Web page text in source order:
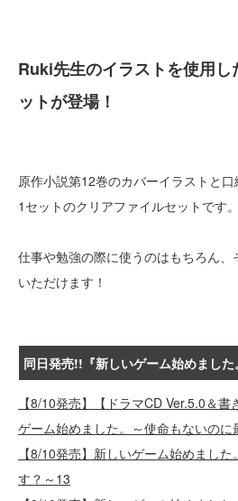
Ruki先生のイラストを使用し
ットが登場！
原作小説第12巻のカバーイラストと
1セットのクリアファイルセットです。
仕事や勉強の際に使うのはもちろん
いただけます！
同日発売!!『新しいゲーム始めまし
【8/10発売】【ドラマCD Ver.5.0＆
ゲーム始めました。～使命もないのに
【8/10発売】新しいゲーム始めまし
す？～13